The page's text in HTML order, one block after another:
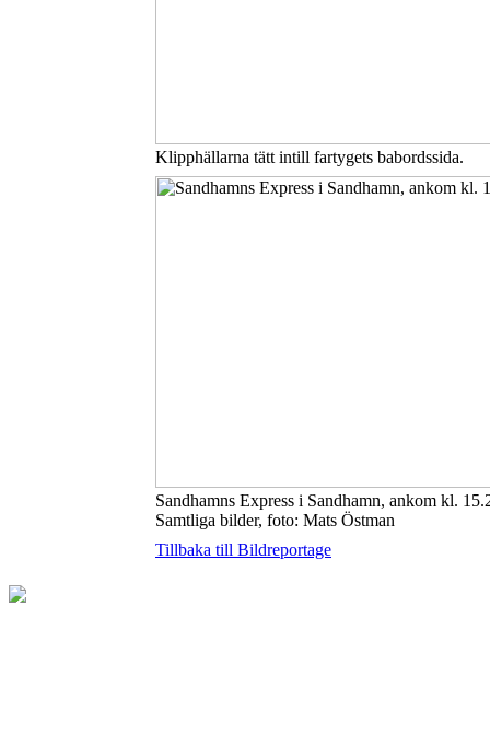
Klipphällarna tätt intill fartygets babordssida.
Sandhamns Express i Sandhamn, ankom kl.
Samtliga bilder, foto: Mats Östman
Tillbaka till Bildreportage